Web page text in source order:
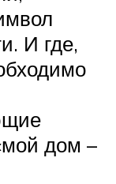
И где,
дом –